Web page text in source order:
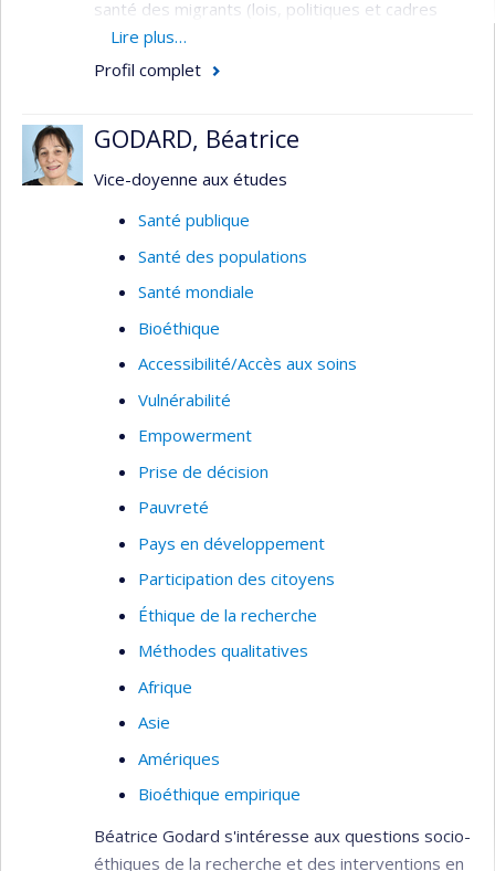
santé des migrants (lois, politiques et cadres
réglementaires, normes) qui façonnent les
déterminants intermédiaires de la santé
soins et services des personnes au statut
migratoire précaire, et 2) l’émergence et la mise
formations aux professionnels de santé pour
améliorer les réponses aux besoins diversifiés
des populations migrantes mal desservies, au
Canada et en Europe. Je mobilise les approches
usagers dans mes recherches.
Lire plus…
Profil complet
GODARD, Béatrice
Vice-doyenne aux études
Santé publique
Santé des populations
Santé mondiale
Bioéthique
Accessibilité/Accès aux soins
Vulnérabilité
Empowerment
Prise de décision
Pauvreté
Pays en développement
Participation des citoyens
Éthique de la recherche
Méthodes qualitatives
Afrique
Asie
Amériques
Bioéthique empirique
Béatrice Godard s'intéresse aux questions socio-
éthiques de la recherche et des interventions en